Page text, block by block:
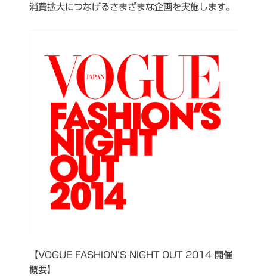
消費拡大につなげるさまざまな企画を実施します。
【VOGUE FASHION’S NIGHT OUT 2014 開催
概要】